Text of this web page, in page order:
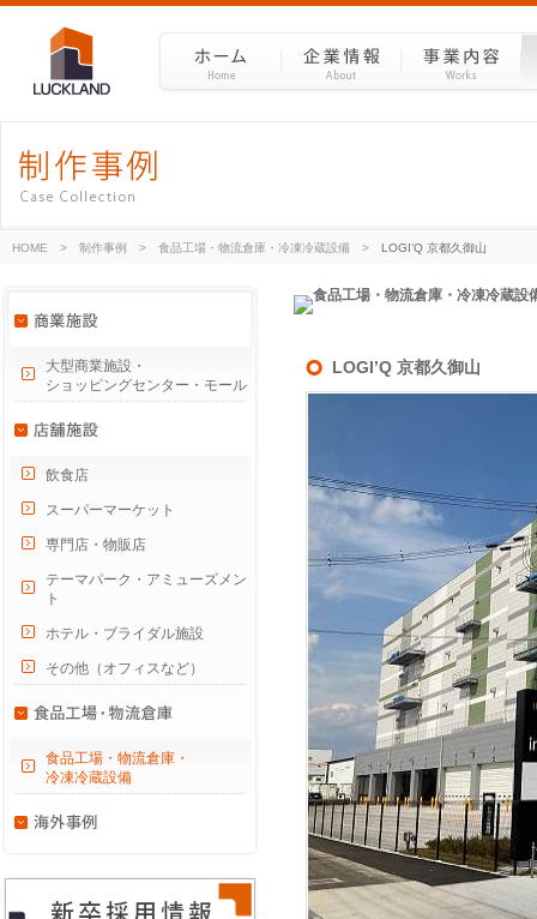
HOME > 制作事例 > 食品工場・物流倉庫・冷凍冷蔵設備 > LOGI’Q 京都久御山
LOGI’Q 京都久御山
大型商業施設・
ショッピングセンター・モール
飲食店
スーパーマーケット
専門店・物販店
テーマパーク・アミューズメン
ト
ホテル・ブライダル施設
その他（オフィスなど）
食品工場・物流倉庫・
冷凍冷蔵設備